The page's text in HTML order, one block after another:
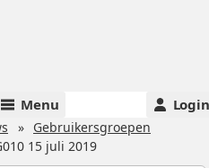
Menu Login
Gebruikersgroepen
15 juli 2019